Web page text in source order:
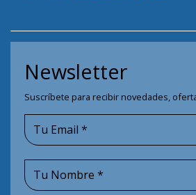
Newsletter
Suscríbete para recibir novedades,